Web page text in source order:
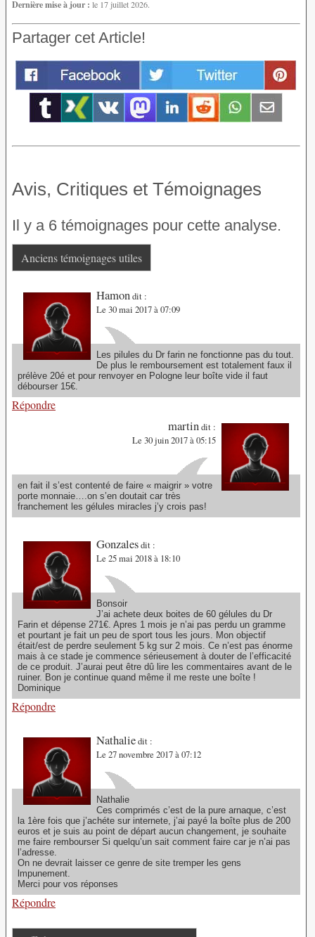
Dernière mise à jour : le 17 juillet 2026.
Partager cet Article!
Avis, Critiques et Témoignages
Il y a 6 témoignages pour cette analyse.
Anciens témoignages utiles
Hamondit :
Le 30 mai 2017 à 07:09
Les pilules du Dr farin ne fonctionne pas du tout.
De plus le remboursement est totalement faux il
prélève 20é et pour renvoyer en Pologne leur boîte vide il faut
débourser 15€.
Répondre
martindit :
Le 30 juin 2017 à 05:15
en fait il s’est contenté de faire « maigrir » votre
porte monnaie….on s’en doutait car très
franchement les gélules miracles j’y crois pas!
Gonzalesdit :
Le 25 mai 2018 à 18:10
Bonsoir
J’ai achete deux boites de 60 gélules du Dr
Farin et dépense 271€. Apres 1 mois je n’ai pas perdu un gramme
et pourtant je fait un peu de sport tous les jours. Mon objectif
était/est de perdre seulement 5 kg sur 2 mois. Ce n’est pas énorme
mais à ce stade je commence sérieusement à douter de l’efficacité
de ce produit. J’aurai peut être dû lire les commentaires avant de le
ruiner. Bon je continue quand même il me reste une boîte !
Dominique
Répondre
Nathaliedit :
Le 27 novembre 2017 à 07:12
Nathalie
Ces comprimés c’est de la pure arnaque, c’est
la 1ère fois que j’achéte sur internete, j’ai payé la boîte plus de 200
euros et je suis au point de départ aucun changement, je souhaite
me faire rembourser Si quelqu’un sait comment faire car je n’ai pas
l’adresse.
On ne devrait laisser ce genre de site tremper les gens
lmpunement.
Merci pour vos réponses
Répondre